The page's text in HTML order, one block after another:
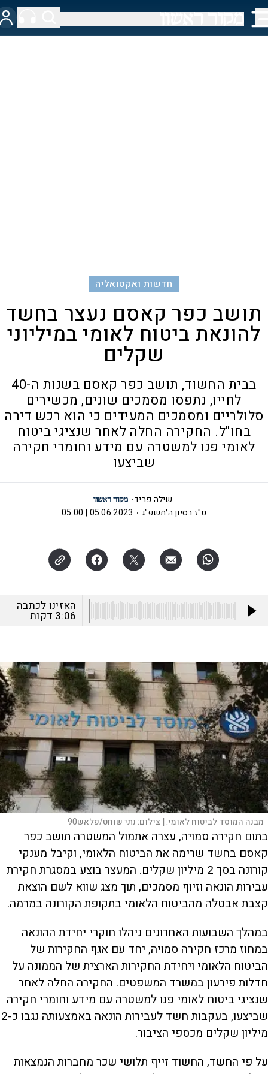
חדשות ואקטואליה
תושב כפר קאסם נעצר בחשד
להונאת ביטוח לאומי במיליוני
שקלים
בבית החשוד, תושב כפר קאסם בשנות ה-40
לחייו, נתפסו מסמכים שונים, מכשירים
סלולריים ומסמכים המעידים כי הוא רכש דירה
בחו"ל. החקירה החלה לאחר שנציגי ביטוח
לאומי פנו למשטרה עם מידע וחומרי חקירה
שביצעו
שילה פריד
ט"ז בסיון ה׳תשפ"ג
05.06.2023 | 05:00
האזינו לכתבה
3:06 דקות
מבנה המוסד לביטוח לאומי. | צילום:נתי שוחט/פלאש90
בתום חקירה סמויה, עצרה אתמול המשטרה תושב כפר
קאסם בחשד שרימה את הביטוח הלאומי, וקיבל מענקי
קורונה בסך 2 מיליון שקלים. המעצר בוצע במסגרת חקירת
עבירות הונאה וזיוף מסמכים, תוך מצג שווא לשם הוצאת
קצבת אבטלה מהביטוח הלאומי בתקופת הקורונה במרמה.
במהלך השבועות האחרונים ניהלו חוקרי יחידת ההונאה
במחוז מרכז חקירה סמויה, יחד עם אגף החקירות של
הביטוח הלאומי ויחידת החקירות הארצית של הממונה על
חדלות פירעון במשרד המשפטים. החקירה החלה לאחר
שנציגי ביטוח לאומי פנו למשטרה עם מידע וחומרי חקירה
שביצעו, בעקבות חשד לעבירות הונאה באמצעותה נגבו כ-2
מיליון שקלים מכספי הציבור.
על פי החשד, החשוד זייף תלושי שכר מחברות הנמצאות